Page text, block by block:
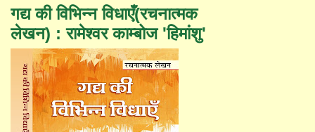
गद्य की विभिन्न विधाएँ(रचनात्मक
लेखन) : रामेश्वर काम्बोज 'हिमांशु'